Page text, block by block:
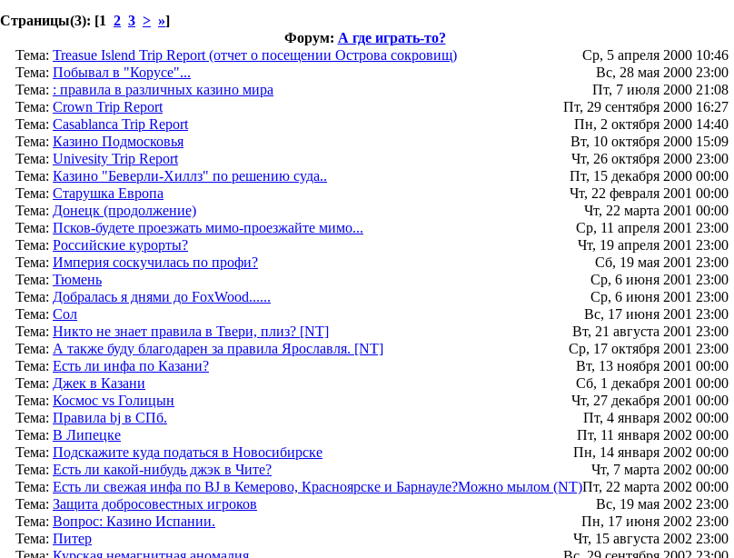
Страницы(3): [1 2 3 > »]
Форум: А где играть-то?
Тема: Treasue Islend Trip Report (отчет о посещении Острова сокровищ)
Ср, 5 апреля 2000 10:46
Тема: Побывал в "Корусе"...
Вс, 28 мая 2000 23:00
Тема: : правила в различных казино мира
Пт, 7 июля 2000 21:08
Тема: Crown Trip Report
Пт, 29 сентября 2000 16:27
Тема: Casablanca Trip Report
Пн, 2 октября 2000 14:40
Тема: Казино Подмосковья
Вт, 10 октября 2000 15:09
Тема: Univesity Trip Report
Чт, 26 октября 2000 23:00
Тема: Казино "Беверли-Хиллз" по решению суда..
Пт, 15 декабря 2000 00:00
Тема: Старушка Европа
Чт, 22 февраля 2001 00:00
Тема: Донецк (продолжение)
Чт, 22 марта 2001 00:00
Тема: Псков-будете проезжать мимо-проезжайте мимо...
Ср, 11 апреля 2001 23:00
Тема: Российские курорты?
Чт, 19 апреля 2001 23:00
Тема: Империя соскучилась по профи?
Сб, 19 мая 2001 23:00
Тема: Тюмень
Ср, 6 июня 2001 23:00
Тема: Добралась я днями до FoxWood......
Ср, 6 июня 2001 23:00
Тема: Сол
Вс, 17 июня 2001 23:00
Тема: Никто не знает правила в Твери, плиз? [NT]
Вт, 21 августа 2001 23:00
Тема: А также буду благодарен за правила Ярославля. [NT]
Ср, 17 октября 2001 23:00
Тема: Есть ли инфа по Казани?
Вт, 13 ноября 2001 00:00
Тема: Джек в Казани
Сб, 1 декабря 2001 00:00
Тема: Космос vs Голицын
Чт, 27 декабря 2001 00:00
Тема: Правила bj в СПб.
Пт, 4 января 2002 00:00
Тема: В Липецке
Пт, 11 января 2002 00:00
Тема: Подскажите куда податься в Новосибирске
Пн, 14 января 2002 00:00
Тема: Есть ли какой-нибудь джэк в Чите?
Чт, 7 марта 2002 00:00
Тема: Есть ли свежая инфа по BJ в Кемерово, Красноярске и Барнауле?Можно мылом (NT)Пт, 22 марта 2002 00:00
Тема: Защита добросовестных игроков
Вс, 19 мая 2002 23:00
Тема: Вопрос: Казино Испании.
Пн, 17 июня 2002 23:00
Тема: Питер
Чт, 15 августа 2002 23:00